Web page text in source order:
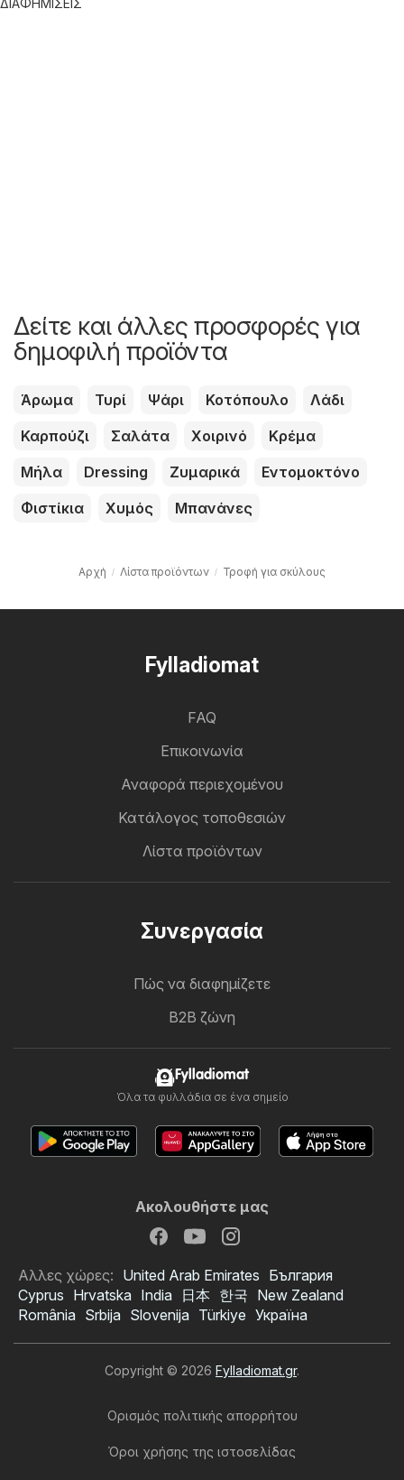
Δείτε και άλλες προσφορές για
δημοφιλή προϊόντα
Άρωμα Τυρί Ψάρι Κοτόπουλο
Λάδι
Καρπούζι
Σαλάτα Χοιρινό
Κρέμα
Μήλα
Dressing Ζυμαρικά
Εντομοκτόνο
Φιστίκια
Χυμός Μπανάνες
Αρχή Λίστα προϊόντων Τροφή για σκύλους
Fylladiomat
FAQ
Επικοινωνία
Αναφορά περιεχομένου
Κατάλογος τοποθεσιών
Λίστα προϊόντων
Συνεργασία
Πώς να διαφημίζετε
B2B ζώνη
Fylladiomat
Όλα τα φυλλάδια σε ένα σημείο
Ακολουθήστε μας
Αλλες χώρες: United Arab Emirates България
Cyprus Hrvatska India 日本 한국 New Zealand
România Srbija Slovenija Türkiye Україна
Copyright © 2026 Fylladiomat.gr.
Ορισμός πολιτικής απορρήτου
Όροι χρήσης της ιστοσελίδας